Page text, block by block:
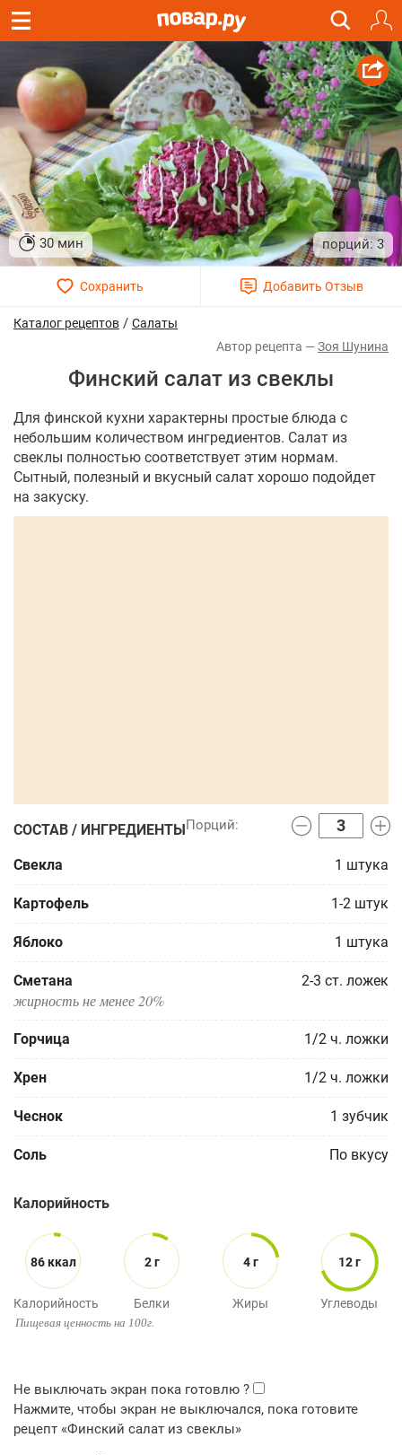
30 мин 3
Каталог рецептов / Салаты
Зоя Шунина
Финский салат из свеклы
Для финской кухни характерны простые блюда с
небольшим количеством ингредиентов. Салат из
свеклы полностью соответствует этим нормам.
Сытный, полезный и вкусный салат хорошо подойдет
на закуску.
СОСТАВ / ИНГРЕДИЕНТЫ
Свекла 1 штука
Картофель 1-2 штук
Яблоко 1 штука
Сметана 2-3 ст. ложек
жирность не менее 20%
Горчица 1/2 ч. ложки
Хрен 1/2 ч. ложки
Чеснок 1 зубчик
Соль По вкусу
Калорийность
86 ккал
Калорийность
2 г
Белки
4 г
Жиры
12 г
Углеводы
Пищевая ценность на 100г.